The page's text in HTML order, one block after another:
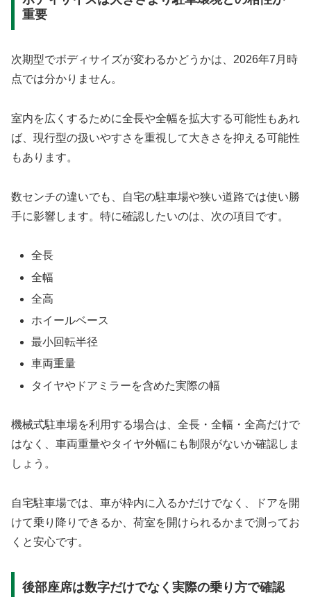
重要
次期型でボディサイズが変わるかどうかは、2026年7月時
点では分かりません。
室内を広くするために全長や全幅を拡大する可能性もあれ
ば、現行型の扱いやすさを重視して大きさを抑える可能性
もあります。
数センチの違いでも、自宅の駐車場や狭い道路では使い勝
手に影響します。特に確認したいのは、次の項目です。
全長
全幅
全高
ホイールベース
最小回転半径
車両重量
タイヤやドアミラーを含めた実際の幅
機械式駐車場を利用する場合は、全長・全幅・全高だけで
はなく、車両重量やタイヤ外幅にも制限がないか確認しま
しょう。
自宅駐車場では、車が枠内に入るかだけでなく、ドアを開
けて乗り降りできるか、荷室を開けられるかまで測ってお
くと安心です。
後部座席は数字だけでなく実際の乗り方で確認